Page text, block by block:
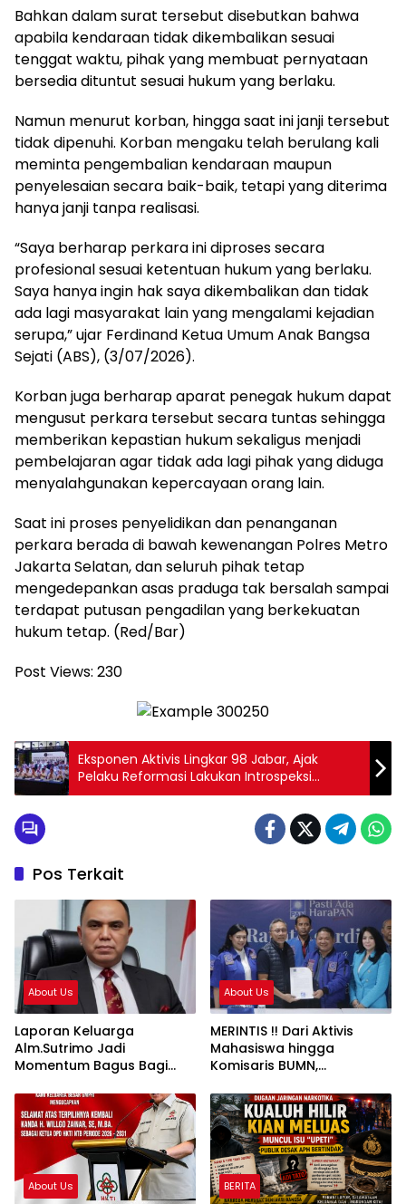
Bahkan dalam surat tersebut disebutkan bahwa
apabila kendaraan tidak dikembalikan sesuai
tenggat waktu, pihak yang membuat pernyataan
bersedia dituntut sesuai hukum yang berlaku.
Namun menurut korban, hingga saat ini janji tersebut
tidak dipenuhi. Korban mengaku telah berulang kali
meminta pengembalian kendaraan maupun
penyelesaian secara baik-baik, tetapi yang diterima
hanya janji tanpa realisasi.
“Saya berharap perkara ini diproses secara
profesional sesuai ketentuan hukum yang berlaku.
Saya hanya ingin hak saya dikembalikan dan tidak
ada lagi masyarakat lain yang mengalami kejadian
serupa,” ujar Ferdinand Ketua Umum Anak Bangsa
Sejati (ABS), (3/07/2026).
Korban juga berharap aparat penegak hukum dapat
mengusut perkara tersebut secara tuntas sehingga
memberikan kepastian hukum sekaligus menjadi
pembelajaran agar tidak ada lagi pihak yang diduga
menyalahgunakan kepercayaan orang lain.
Saat ini proses penyelidikan dan penanganan
perkara berada di bawah kewenangan Polres Metro
Jakarta Selatan, dan seluruh pihak tetap
mengedepankan asas praduga tak bersalah sampai
terdapat putusan pengadilan yang berkekuatan
hukum tetap. (Red/Bar)
Post Views: 230
Eksponen Aktivis Lingkar 98 Jabar, Ajak
Pelaku Reformasi Lakukan Introspeksi
selama 28 Tahun Reformasi
Pos Terkait
About Us
Laporan Keluarga
Alm.Sutrimo Jadi
Momentum Bagus Bagi
Menyempurnakan Capaian
Setelah Membongkar
Kasus Febrie
About Us
MERINTIS !! Dari Aktivis
Mahasiswa hingga
Komisaris BUMN,
Syafrudin Budiman “Gus
Din” dalam Dunia
Pergerakan dan
Pengabdian Publik
About Us BERITA